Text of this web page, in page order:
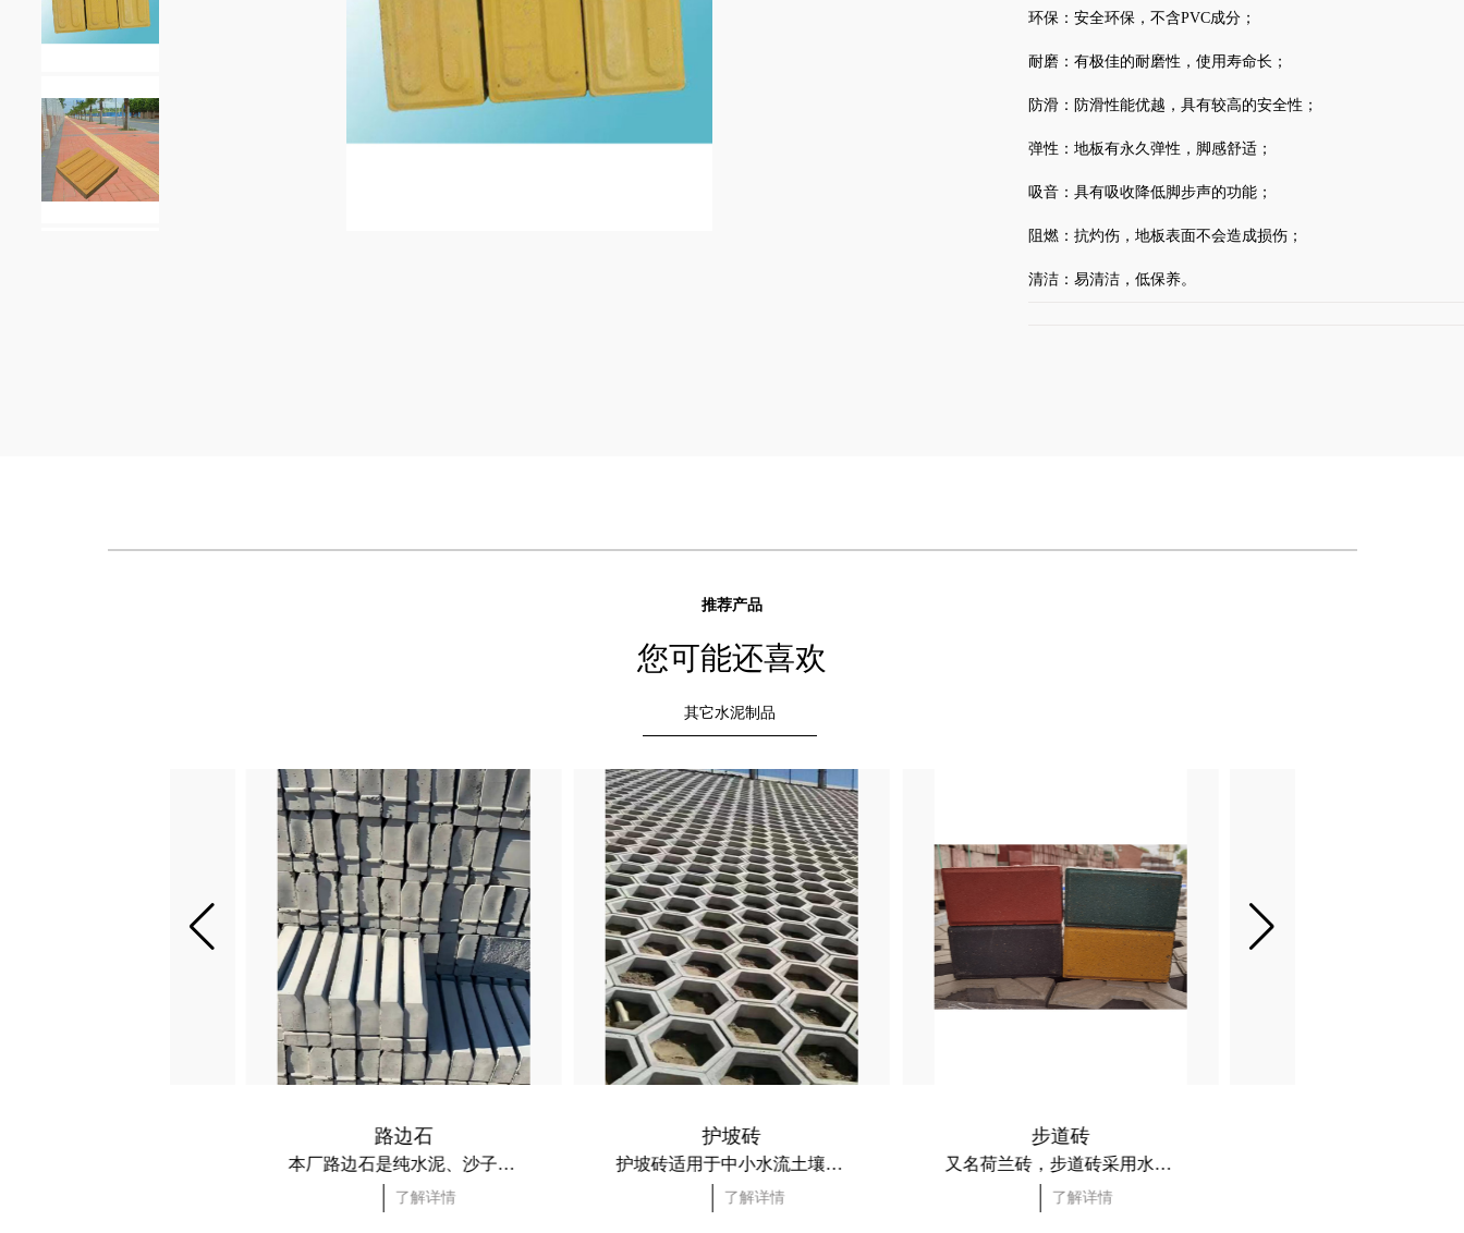
环保：安全环保，不含PVC成分；
耐磨：有极佳的耐磨性，使用寿命长；
防滑：防滑性能优越，具有较高的安全性；
弹性：地板有永久弹性，脚感舒适；
吸音：具有吸收降低脚步声的功能；
阻燃：抗灼伤，地板表面不会造成损伤；
清洁：易清洁，低保养。
推荐产品
您可能还喜欢
其它水泥制品
路边石
本厂路边石是纯水泥、沙子制作而成。用于路面边缘的界石，也称道牙石或缘石，它是在路面上区分车行道、人行道、绿地、隔离带和道路其他部分的界线，起到保障行人、车辆交通安全和保证路面边缘整齐的作用。
了解详情
护坡砖
护坡砖适用于中小水流土壤侵蚀的联锁铺面，独特联锁设计式护土砖，铺面在水流作用下具有良好的整体稳定性。
了解详情
步道砖
又名荷兰砖，步道砖采用水泥，优质沙子，氧化铁红等各种颜色制成，加入水搅拌。具有降噪、调节气候、提高空气质量。现如今被广泛用于小区、人行道、机场、城市道路等工程的改造中，同时解决了因下雨导致路面积水，很好的解决了地下水源问题，为城市环境和市区绿化植物得生产提供了条件。 本厂生产步道砖耐磨性、抗压性强、不掉色、防滑、方便修补特点。
了解详情